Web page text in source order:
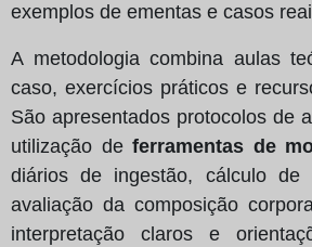
exemplos de ementas e casos
A metodologia combina aulas
caso, exercícios práticos e
São apresentados protocolos de
utilização deferramentas de
diários de ingestão, cálculo de
avaliação da composição
interpretação claros e